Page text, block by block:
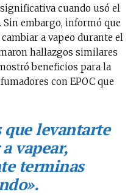
cuando usó el
embargo, informó que
a vapeo durante el
hallazgos similares
beneficios para la
con EPOC que
que levantarte
vapear,
terminas